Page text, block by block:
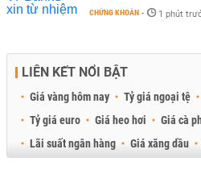
CHỨNG KHOÁN - 1 phút
LIÊN KẾT NỔI BẬT
Giá vàng hôm nay Tỷ giá ngoại tệ
Tỷ giá euro
Giá heo hơi Giá cà
Lãi suất ngân hàng
Giá xăng dầu